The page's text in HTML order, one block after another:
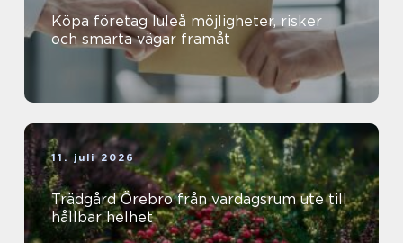
Köpa företag luleå möjligheter, risker
och smarta vägar framåt
11. juli 2026
Trädgård Örebro från vardagsrum ute till
hållbar helhet